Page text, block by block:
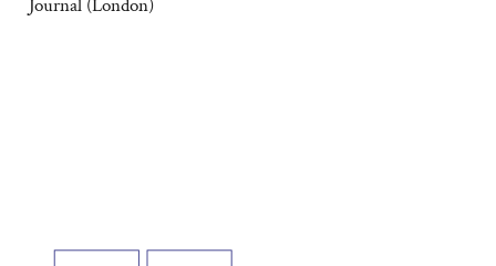
Journal (London)